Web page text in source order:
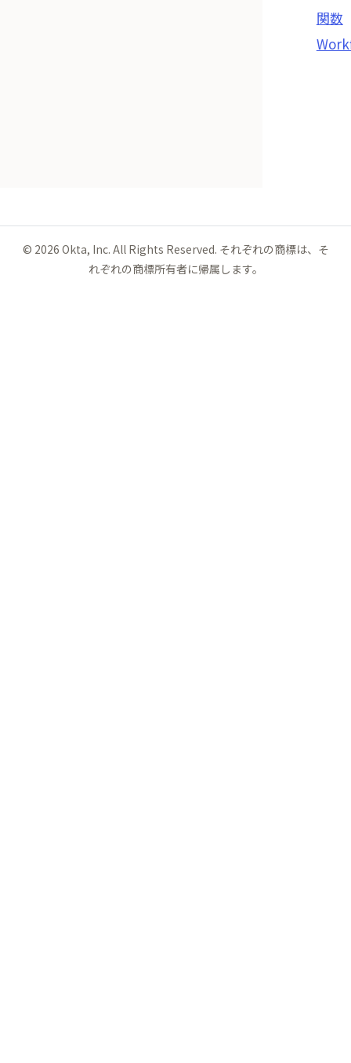
関数
© 2026 Okta, Inc. All Rights Reserved. それぞれの商標は、そ
れぞれの商標所有者に帰属します。